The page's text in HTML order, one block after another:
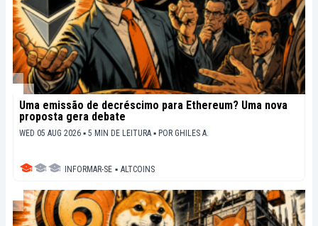
Uma emissão de decréscimo para Ethereum? Uma nova
proposta gera debate
WED 05 AUG 2026 ▪ 5 MIN DE LEITURA ▪ POR GHILES A.
INFORMAR-SE ▪ ALTCOINS